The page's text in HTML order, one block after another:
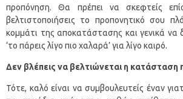
προπόνηση. Θα πρέπει να σκεφτείς
βελτιστοποιήσεις το προπονητικό σου
κομμάτι της αποκατάστασης και γενικά να
‘το πάρεις λίγο πιο χαλαρά’ για λίγο καιρό.
Δεν βλέπεις να βελτιώνεται η κατάσταση
Τότε, καλό είναι να συμβουλευτείς έναν